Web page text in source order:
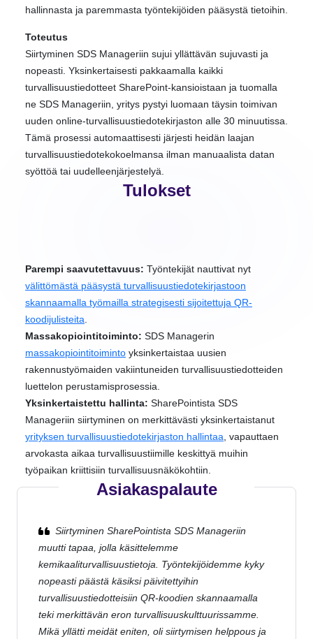
hallinnasta ja paremmasta työntekijöiden pääsystä tietoihin.
Toteutus
Siirtyminen SDS Manageriin sujui yllättävän sujuvasti ja
nopeasti. Yksinkertaisesti pakkaamalla kaikki
turvallisuustiedotteet SharePoint-kansioistaan ja tuomalla
ne SDS Manageriin, yritys pystyi luomaan täysin toimivan
uuden online-turvallisuustiedotekirjaston alle 30 minuutissa.
Tämä prosessi automaattisesti järjesti heidän laajan
turvallisuustiedotekokoelmansa ilman manuaalista datan
syöttöä tai uudelleenjärjestelyä.
Tulokset
Parempi saavutettavuus: Työntekijät nauttivat nyt
välittömästä pääsystä turvallisuustiedotekirjastoon
skannaamalla työmailla strategisesti sijoitettuja QR-
koodijulisteita
Massakopiointitoiminto: SDS Managerin
massakopiointitoiminto yksinkertaistaa uusien
rakennustyömaiden vakiintuneiden turvallisuustiedotteiden
luettelon perustamisprosessia.
Yksinkertaistettu hallinta: SharePointista SDS
Manageriin siirtyminen on merkittävästi yksinkertaistanut
yrityksen turvallisuustiedotekirjaston hallintaa , vapauttaen
arvokasta aikaa turvallisuustiimille keskittyä muihin
työpaikan kriittisiin turvallisuusnäkökohtiin.
Asiakaspalaute
Siirtyminen SharePointista SDS Manageriin
muutti tapaa, jolla käsittelemme
kemikaaliturvallisuustietoja. Työntekijöidemme kyky
nopeasti päästä käsiksi päivitettyihin
turvallisuustiedotteisiin QR-koodien skannaamalla
teki merkittävän eron turvallisuuskulttuurissamme.
Mikä yllätti meidät eniten, oli siirtymisen helppous ja